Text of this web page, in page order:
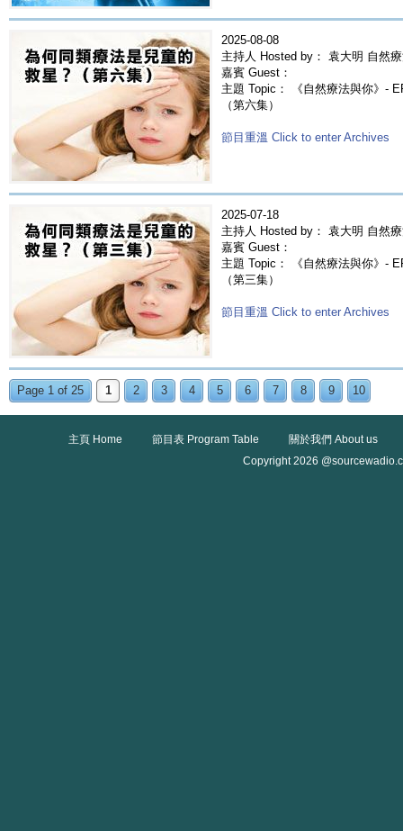
2025-08-08
主持人 Hosted by： 袁大明 自然
嘉賓 Guest：
主題 Topic： 《自然療法與你》-
（第六集）
節目重溫 Click to enter Archives
2025-07-18
主持人 Hosted by： 袁大明 自然
嘉賓 Guest：
主題 Topic： 《自然療法與你》-
（第三集）
節目重溫 Click to enter Archives
Page 1 of 25 1 2 3 4 5 6 7 8 9 10
主頁 Home 節目表 Program Table
關於我們 About us
Copyright 2026